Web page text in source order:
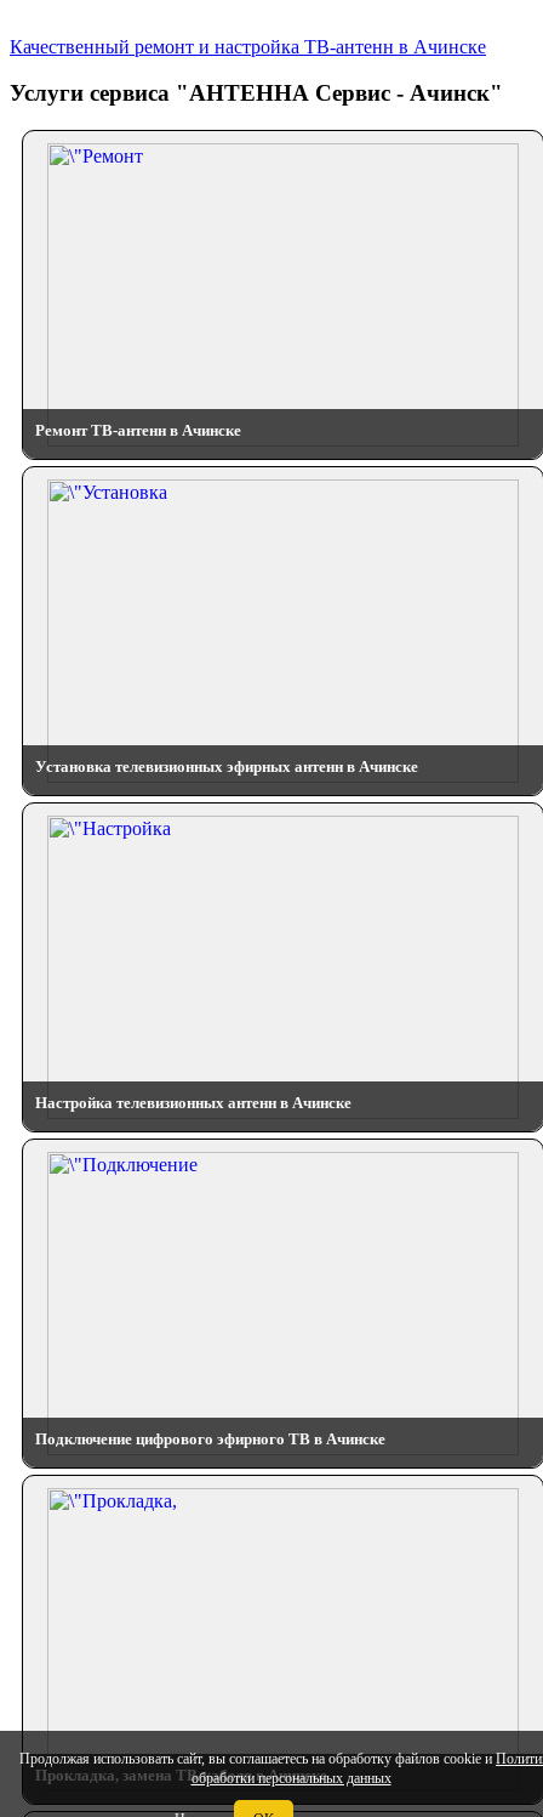
Продолжая использовать сайт, вы соглашаетесь на обработку файлов cookie и
обработки персональных данных
Качественный ремонт и настройка ТВ-антенн в Ачинске
Услуги сервиса "АНТЕННА Сервис - Ачинск"
Ремонт ТВ-антенн в Ачинске
Установка телевизионных эфирных антенн в Ачинске
Настройка телевизионных антенн в Ачинске
Подключение цифрового эфирного ТВ в Ачинске
Прокладка, замена ТВ-кабеля в Ачинске